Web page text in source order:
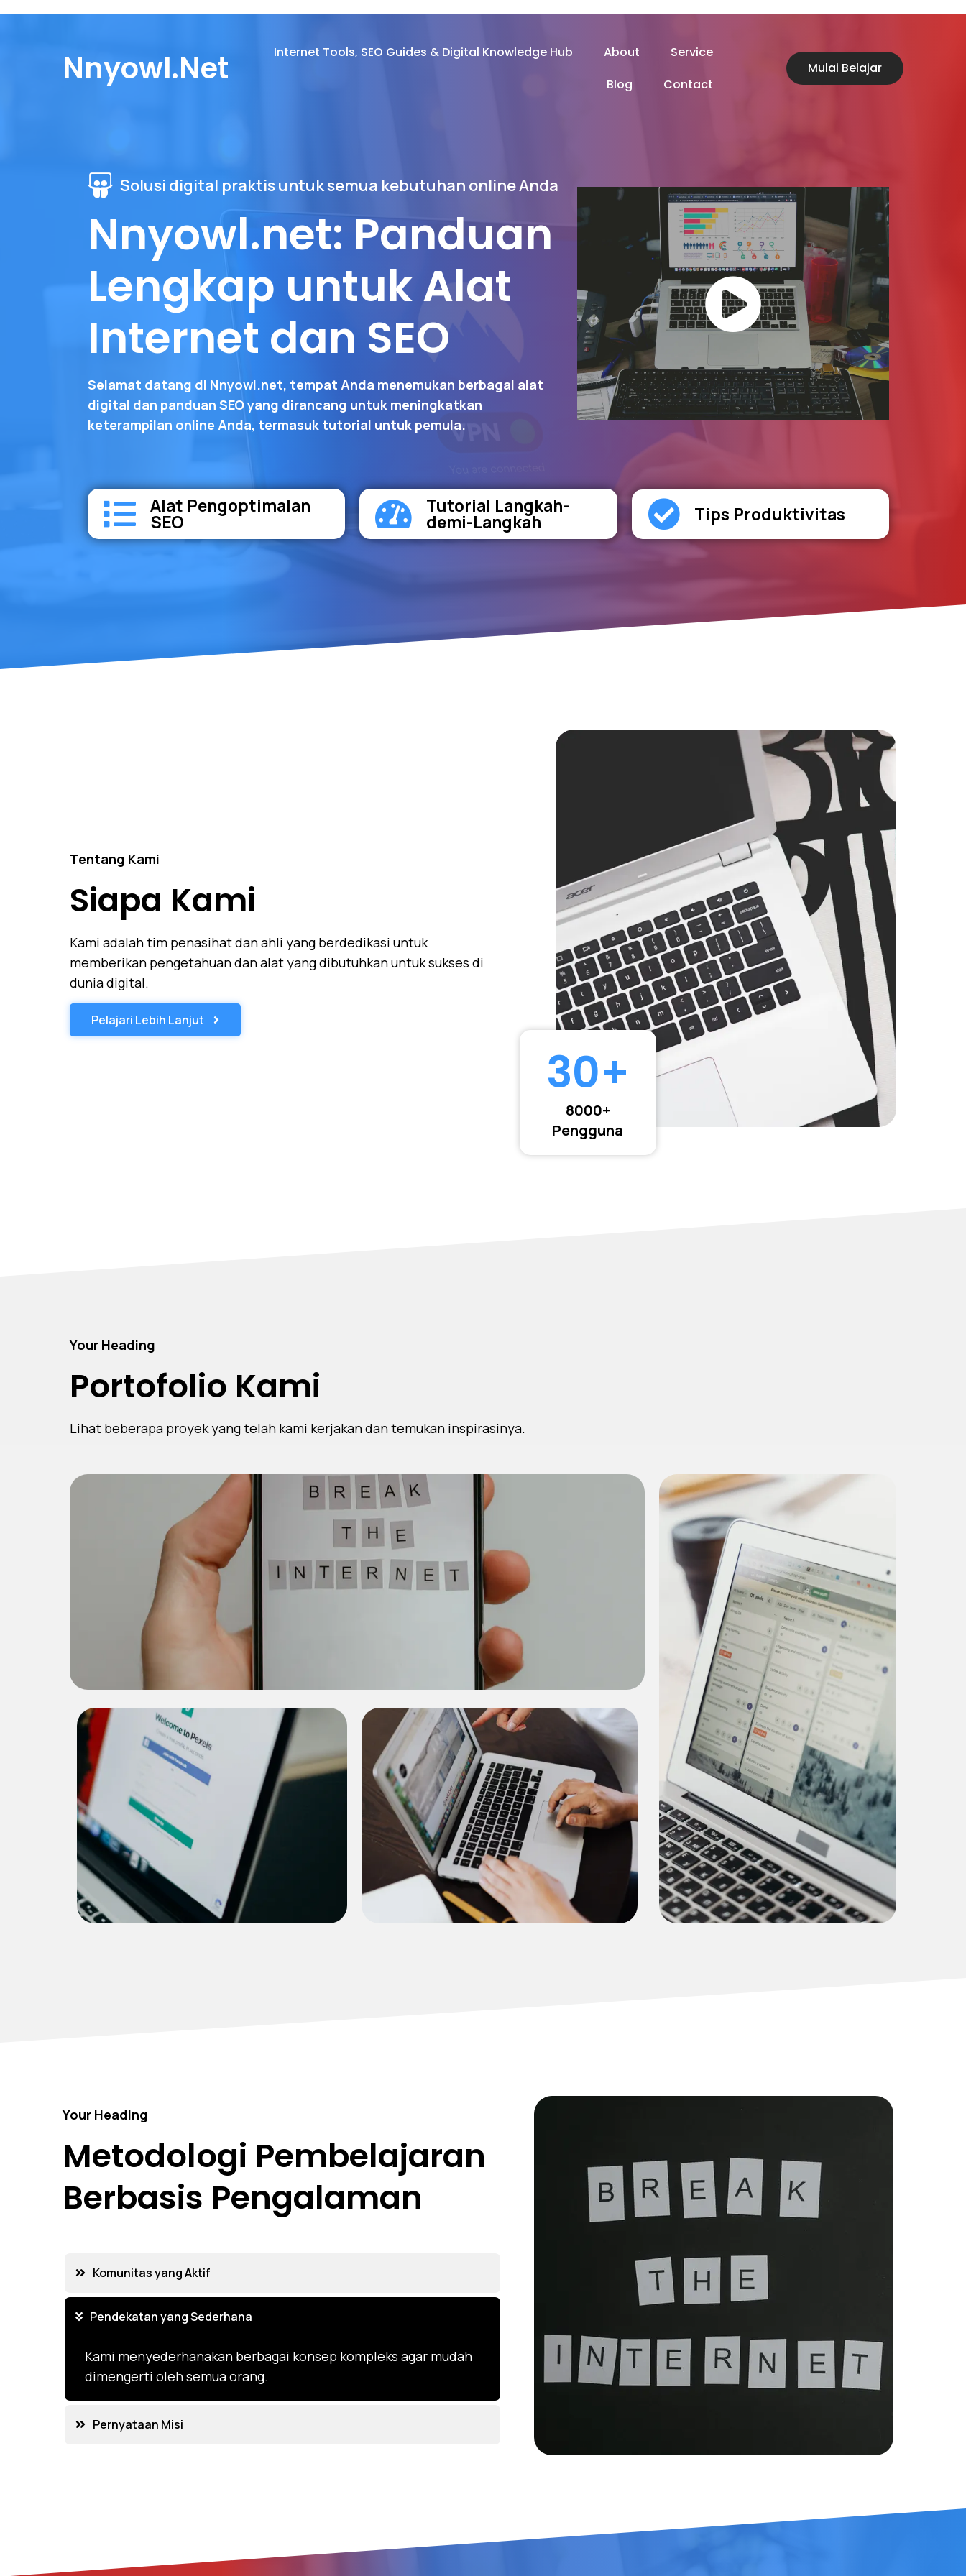
Nnyowl.net Internet Tools, SEO Guides & Digital Knowledge Hub About
Service
Blog
Contact
Mulai Belajar
Solusi digital praktis untuk semua kebutuhan online Anda
Nnyowl.net: Panduan
Lengkap untuk Alat
Internet dan SEO
Selamat datang di Nnyowl.net, tempat Anda menemukan berbagai alat
digital dan panduan SEO yang dirancang untuk meningkatkan
keterampilan online Anda, termasuk tutorial untuk pemula.
Alat Pengoptimalan
SEO
Tutorial Langkah-
demi-Langkah Tips Produktivitas
Tentang Kami
Siapa Kami
Kami adalah tim penasihat dan ahli yang berdedikasi untuk
memberikan pengetahuan dan alat yang dibutuhkan untuk sukses di
dunia digital.
Pelajari Lebih Lanjut
30+
8000+
Pengguna
Your Heading
Portofolio Kami
Lihat beberapa proyek yang telah kami kerjakan dan temukan inspirasinya.
Proyek 1
Sebuah panduan lengkap menggunakan alat X untuk pemula.
Proyek 2
Strategi optimasi SEO untuk
meningkatkan visibilitas website Y.
Proyek 3
Tutorial interaktif untuk menggunakan alat
Z dengan efektif.
Proyek 4
Solusi produktivitas yang
meningkatkan efisiensi kerja.
Your Heading
Metodologi Pembelajaran
Berbasis Pengalaman
Komunitas yang Aktif
Pendekatan yang Sederhana
Kami menyederhanakan berbagai konsep kompleks agar mudah
dimengerti oleh semua orang.
Pernyataan Misi